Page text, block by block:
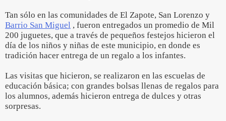
Tan sólo en las comunidades de El Zapote, San Lorenzo y
Barrio San Miguel , fueron entregados un promedio de Mil
200 juguetes, que a través de pequeños festejos hicieron el
día de los niños y niñas de este municipio, en donde es
tradición hacer entrega de un regalo a los infantes.
Las visitas que hicieron, se realizaron en las escuelas de
educación básica; con grandes bolsas llenas de regalos para
los alumnos, además hicieron entrega de dulces y otras
sorpresas.